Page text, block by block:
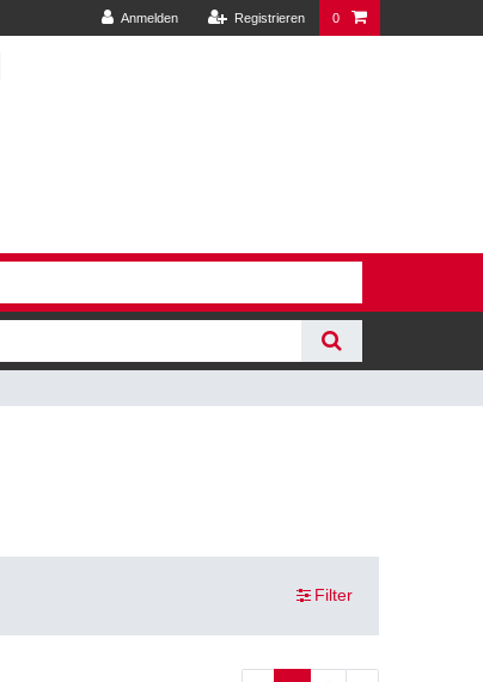
Anmelden Registrieren 0
Filter